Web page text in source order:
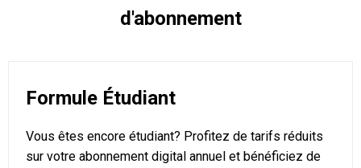
d'abonnement
Formule Étudiant
Vous êtes encore étudiant? Profitez de tarifs réduits
sur votre abonnement digital annuel et bénéficiez de